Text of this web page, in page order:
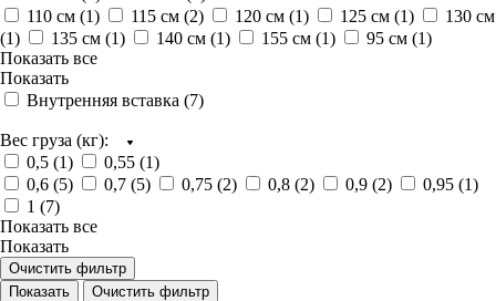
110 см (1) 115 см (2) 120 см (1) 125 см (1)
130 см
(1) 135 см (1) 140 см (1) 155 см (1) 95 см (1)
Показать все
Показать
Внутренняя вставка (7)
Вес груза (кг):
0,5 (1) 0,55 (1)
0,6 (5) 0,7 (5) 0,75 (2) 0,8 (2) 0,9 (2) 0,95 (1)
1 (7)
Показать все
Показать
Очистить фильтр
Показать
Очистить фильтр